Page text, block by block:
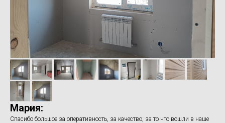
Мария:
Спасибо большое за оперативность, за качество, за то что вошли в наше